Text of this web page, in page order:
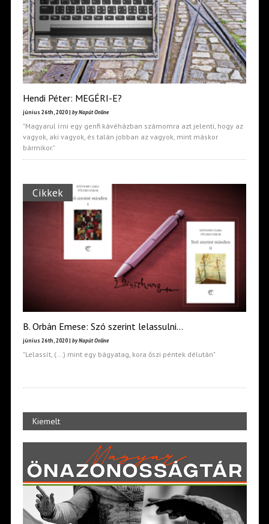
Hendi Péter: MEGÉRI-E?
június 26th, 2020 | by Napút Online
"Magyarul írni egy genfi kávéházban számomra azt jelenti, hogy az
vagyok, aki vagyok, és talán jobban az vagyok, mint máskor
bármikor."
Cikkek
B. Orbán Emese: Szó szerint lelassulni…
június 26th, 2020 | by Napút Online
"Lelassít, (...) mint egy bágyatag, kora őszi péntek délután"
Kiemelt